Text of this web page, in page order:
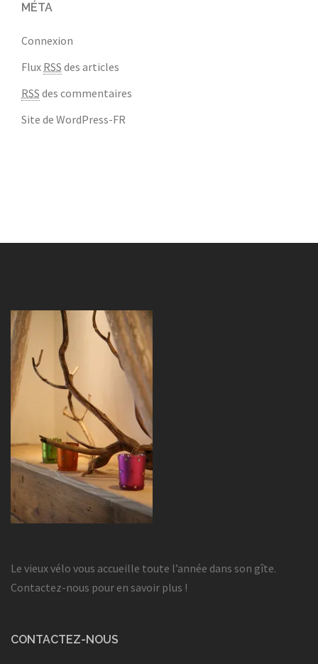
MÉTA
Connexion
Flux RSS des articles
RSS des commentaires
Site de WordPress-FR
Le vieux vélo vous accueille toute l’année dans son gîte.
Contactez-nous pour en savoir plus !
CONTACTEZ-NOUS